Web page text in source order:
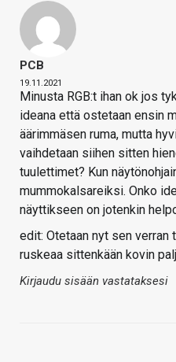
PCB
19.11.2021
Minusta RGB:t ihan ok jos
ideana että ostetaan ensin
äärimmäsen ruma, mutta
vaihdetaan siihen sitten
tuulettimet? Kun
mummokalsareiksi. Onko
näyttikseen on jotenkin
edit: Otetaan nyt sen
ruskeaa sittenkään kovin
Kirjaudu sisään vastataksesi